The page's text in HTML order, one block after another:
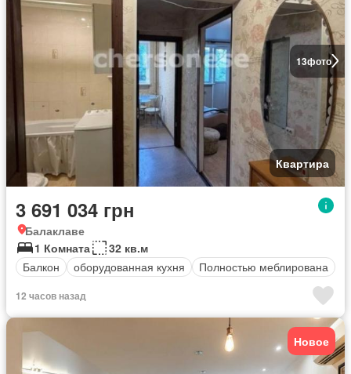
13фото
Квартира
3 691 034 грн
Балаклаве
1 Комната
32 кв.м
Балкон
оборудованная кухня Полностью меблирована
12 часов назад
Новое